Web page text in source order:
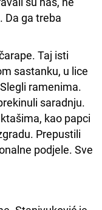
Da ga treba
Taj isti
sastanku, u lice
ramenima.
saradnju.
kao papci
Prepustili
podjele. Sve